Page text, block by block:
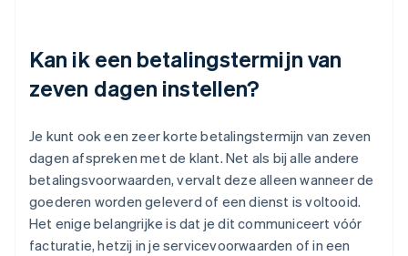
Kan ik een betalingstermijn van
zeven dagen instellen?
Je kunt ook een zeer korte betalingstermijn van zeven
dagen afspreken met de klant. Net als bij alle andere
betalingsvoorwaarden, vervalt deze alleen wanneer de
goederen worden geleverd of een dienst is voltooid.
Het enige belangrijke is dat je dit communiceert vóór
facturatie, hetzij in je servicevoorwaarden of in een